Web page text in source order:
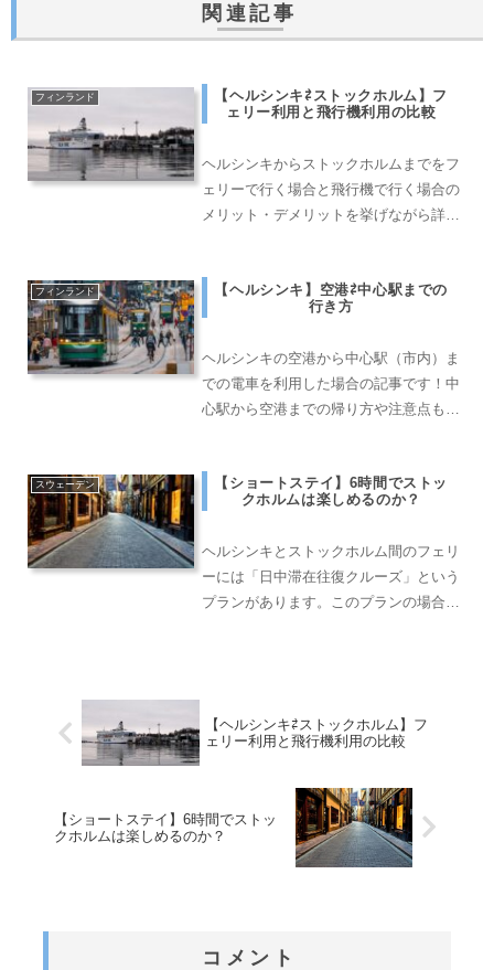
関連記事
フィンランド
【ヘルシンキ⇄ストックホルム】フ
ェリー利用と飛行機利用の比較
ヘルシンキからストックホルムまでをフ
ェリーで行く場合と飛行機で行く場合の
メリット・デメリットを挙げながら詳し
フィンランド
【ヘルシンキ】空港⇄中心駅までの
行き方
ヘルシンキの空港から中心駅（市内）ま
での電車を利用した場合の記事です！中
心駅から空港までの帰り方や注意点も記
スウェーデン
【ショートステイ】6時間でストッ
クホルムは楽しめるのか？
ヘルシンキとストックホルム間のフェリ
ーには「日中滞在往復クルーズ」という
プランがあります。このプランの場合、
ております！
【ヘルシンキ⇄ストックホルム】フ
ェリー利用と飛行機利用の比較
【ショートステイ】6時間でストッ
クホルムは楽しめるのか？
コメント